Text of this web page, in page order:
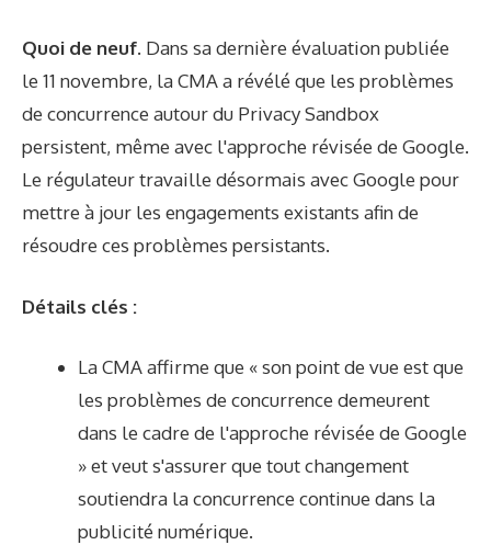
Quoi de neuf. Dans sa dernière évaluation publiée
le 11 novembre, la CMA a révélé que les problèmes
de concurrence autour du Privacy Sandbox
persistent, même avec l'approche révisée de Google.
Le régulateur travaille désormais avec Google pour
mettre à jour les engagements existants afin de
résoudre ces problèmes persistants.
Détails clés :
La CMA affirme que « son point de vue est que
les problèmes de concurrence demeurent
dans le cadre de l'approche révisée de Google
» et veut s'assurer que tout changement
soutiendra la concurrence continue dans la
publicité numérique.